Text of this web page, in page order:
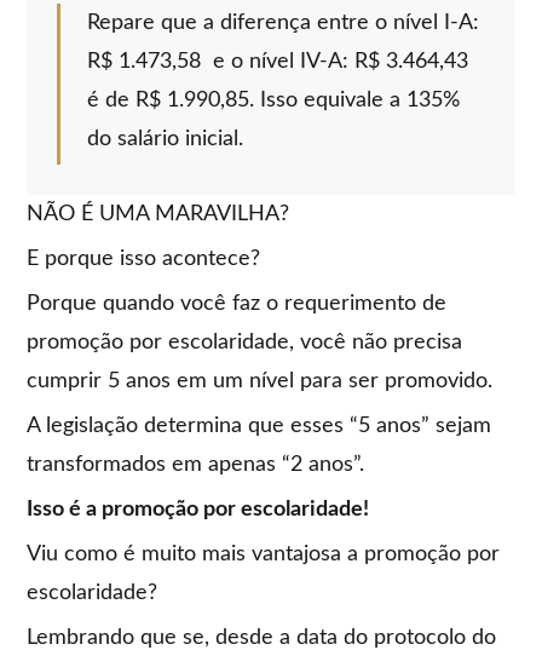
Repare que a diferença entre o nível I-A:
R$ 1.473,58 e o nível IV-A: R$ 3.464,43
é de R$ 1.990,85. Isso equivale a 135%
do salário inicial.
NÃO É UMA MARAVILHA?
E porque isso acontece?
Porque quando você faz o requerimento de
promoção por escolaridade, você não precisa
cumprir 5 anos em um nível para ser promovido.
A legislação determina que esses “5 anos” sejam
transformados em apenas “2 anos”.
Isso é a promoção por escolaridade!
Viu como é muito mais vantajosa a promoção por
escolaridade?
Lembrando que se, desde a data do protocolo do